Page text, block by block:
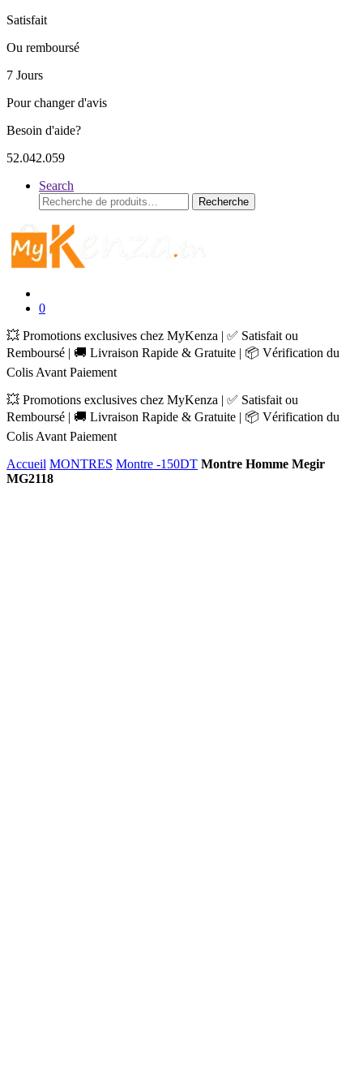
Satisfait
Ou remboursé
7 Jours
Pour changer d'avis
Besoin d'aide?
52.042.059
Search
Recherche
pour :
Recherche
0
💥 Promotions exclusives chez MyKenza | ✅ Satisfait ou
Remboursé | 🚚 Livraison Rapide & Gratuite | 📦 Vérification du
Colis Avant Paiement
💥 Promotions exclusives chez MyKenza | ✅ Satisfait ou
Remboursé | 🚚 Livraison Rapide & Gratuite | 📦 Vérification du
Colis Avant Paiement
Accueil MONTRES Montre -150DT Montre Homme Megir
MG2118